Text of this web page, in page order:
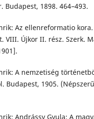
Budapest, 1898. 464–493.
Az ellenreformatio
VIII. Újkor II. rész. Szerk.
A nemzetiség
Budapest, 1905.
Andrássy Gyula: A